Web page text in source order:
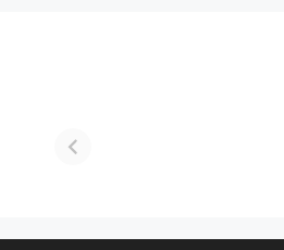
Visit In